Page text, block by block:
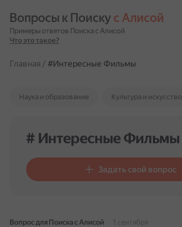
Вопросы к Поиску с Алисой
Примеры ответов Поиска с Алисой
Что это такое?
Главная / #Интересные Фильмы
Наука и образование Культура и искусство
# Интересные Фильмы
Задать свой вопрос
Вопрос для Поиска с Алисой
1 сентября